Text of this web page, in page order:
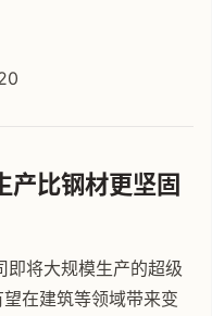
比钢材更坚固
将大规模生产的超级
在建筑等领域带来变